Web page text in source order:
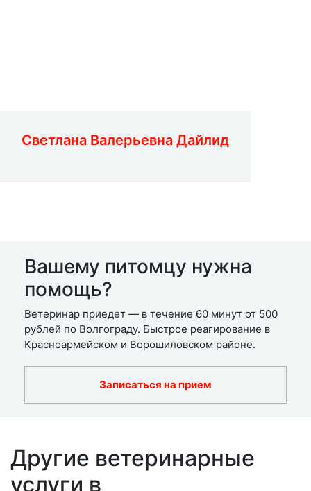
Светлана Валерьевна Дайлид
Вашему питомцу нужна
помощь?
Ветеринар приедет — в течение 60 минут от 500
рублей по Волгограду. Быстрое реагирование в
Красноармейском и Ворошиловском районе.
Записаться на прием
Другие ветеринарные
услуги в